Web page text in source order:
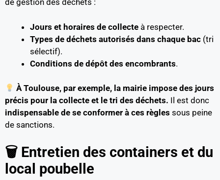
de gestion des déchets :
Jours et horaires de collecte à respecter.
Types de déchets autorisés dans chaque bac (tri
sélectif).
Conditions de dépôt des encombrants.
À Toulouse, par exemple, la mairie impose des jours
précis pour la collecte et le tri des déchets. Il est donc
indispensable de se conformer à ces règles sous peine
de sanctions.
🗑 Entretien des containers et du
local poubelle